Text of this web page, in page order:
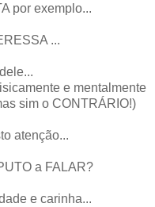
por exemplo...
...
e mentalmente
sim o CONTRÁRIO!)
atenção...
a FALAR?
e carinha...